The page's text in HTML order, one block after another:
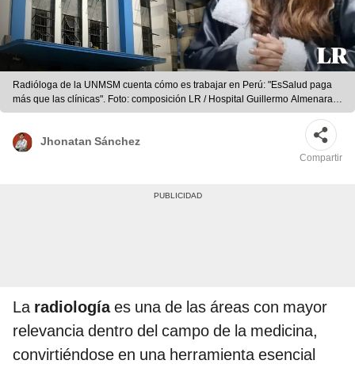
Radióloga de la UNMSM cuenta cómo es trabajar en Perú: "EsSalud paga
más que las clínicas". Foto: composición LR / Hospital Guillermo Almenara /
Clínica San Pablo / Enrro24
Jhonatan Sánchez
Compartir
La radiologíaes una de las áreas con mayor
relevancia dentro del campo de la medicina,
convirtiéndose en una herramienta esencial